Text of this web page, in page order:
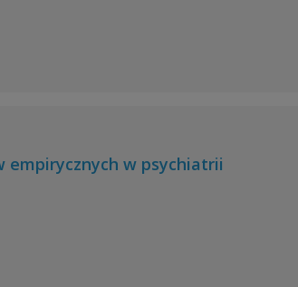
empirycznych w psychiatrii